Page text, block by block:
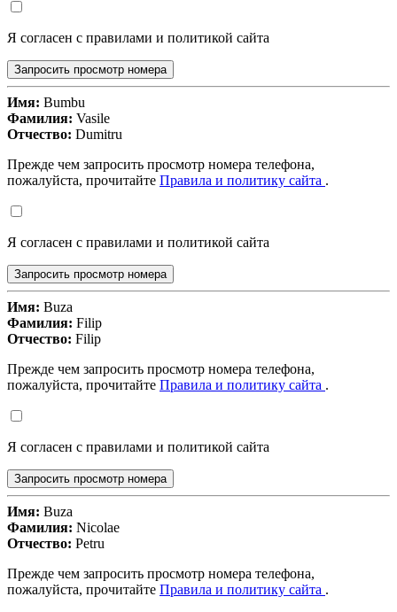
Я согласен с правилами и политикой сайта
Запросить просмотр номера
Имя: Bumbu
Фамилия: Vasile
Отчество: Dumitru
Прежде чем запросить просмотр номера телефона,
пожалуйста, прочитайте Правила и политику сайта .
Я согласен с правилами и политикой сайта
Запросить просмотр номера
Имя: Buza
Фамилия: Filip
Отчество: Filip
Прежде чем запросить просмотр номера телефона,
пожалуйста, прочитайте Правила и политику сайта .
Я согласен с правилами и политикой сайта
Запросить просмотр номера
Имя: Buza
Фамилия: Nicolae
Отчество: Petru
Прежде чем запросить просмотр номера телефона,
пожалуйста, прочитайте Правила и политику сайта .